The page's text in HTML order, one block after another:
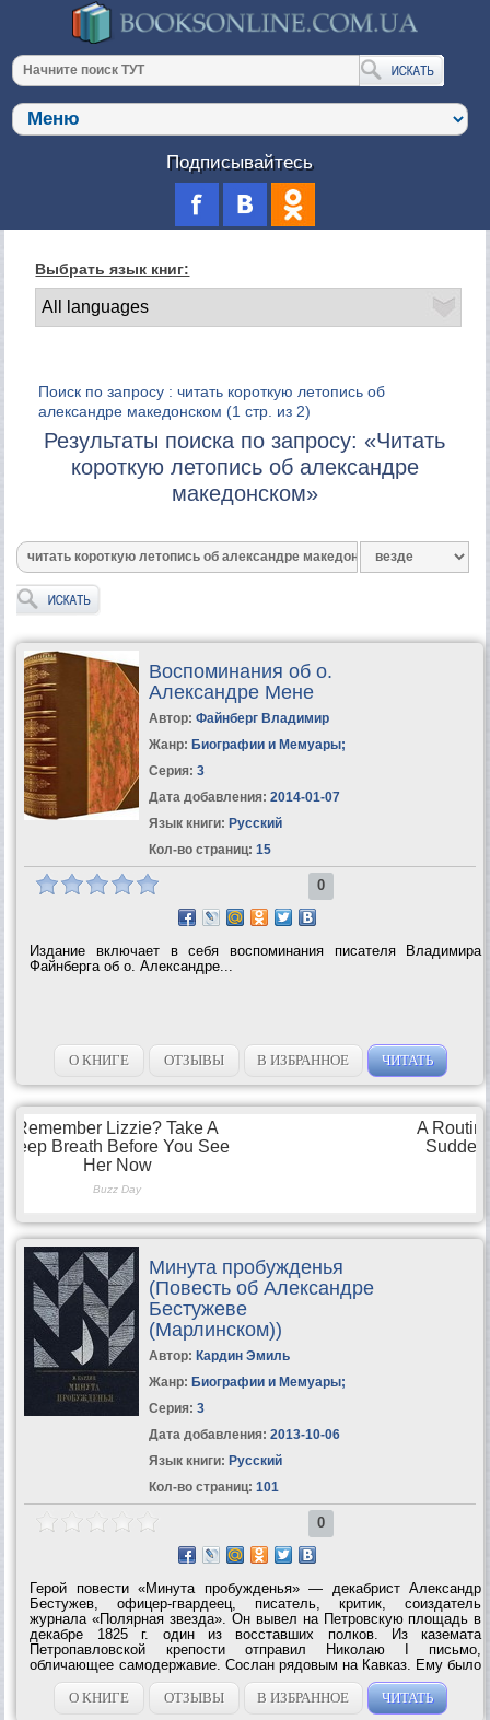
Подписывайтесь
Выбрать язык книг:
Поиск по запросу : читать короткую летопись об
александре македонском (1 стр. из 2)
Результаты поиска по запросу: «Читать
короткую летопись об александре
македонском»
Воспоминания об о.
Александре Мене
Автор: Файнберг Владимир
Жанр: Биографии и Мемуары;
Серия: 3
Дата добавления: 2014-01-07
Язык книги: Русский
Кол-во страниц: 15
0
Издание включает в себя воспоминания писателя Владимира
Файнберга об о. Александре...
О КНИГЕ ОТЗЫВЫ В ИЗБРАННОЕ ЧИТАТЬ
Минута пробужденья
(Повесть об Александре
Бестужеве
(Марлинском))
Автор: Кардин Эмиль
Жанр: Биографии и Мемуары;
Серия: 3
Дата добавления: 2013-10-06
Язык книги: Русский
Кол-во страниц: 101
0
Герой повести «Минута пробужденья» — декабрист Александр
Бестужев, офицер-гвардеец, писатель, критик, соиздатель
журнала «Полярная звезда». Он вывел на Петровскую площадь в
декабре 1825 г. один из восставших полков. Из каземата
Петропавловской крепости отправил Николаю I письмо,
обличающее самодержавие. Сослан рядовым на Кавказ. Ему было
запрещено печататься под собственной фамилией, и он вскоре
прославился как Марлинский. Легенды...
О КНИГЕ ОТЗЫВЫ В ИЗБРАННОЕ ЧИТАТЬ